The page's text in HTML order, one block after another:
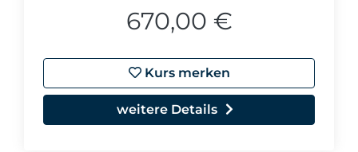
670,00 €
Kurs merken
weitere Details